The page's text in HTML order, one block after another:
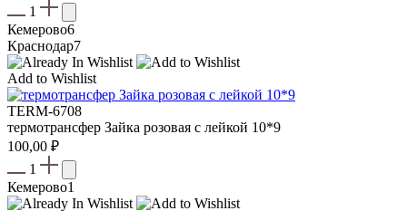
1
Кемерово6
Краснодар7
Add to Wishlist
TERM-6708
термотрансфер Зайка розовая с лейкой 10*9
100,00 ₽
1
Кемерово1